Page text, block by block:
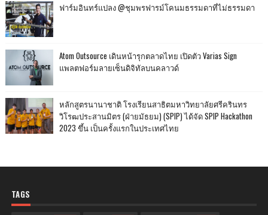
ฟาร์มอินทร์แปลง @ชุมพรฟารม์โคนมธรรมดาที่ไม่ธรรมดา
Atom Outsource เดินหน้ารุกตลาดไทย เปิดตัว Varias Sign
แพลตฟอร์มลายเซ็นดิจิทัลบนคลาวด์
หลักสูตรนานาชาติ โรงเรียนสาธิตมหาวิทยาลัยศรีครินทร
วิโรฒประสานมิตร (ฝ่ายมัธยม) (SPIP) ได้จัด SPIP Hackathon
2023 ขึ้น เป็นครั้งแรกในประเทศไทย
TAGS